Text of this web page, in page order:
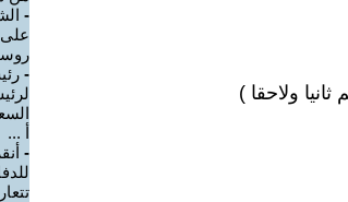
ولاحقا )
-
-
أ ...
-